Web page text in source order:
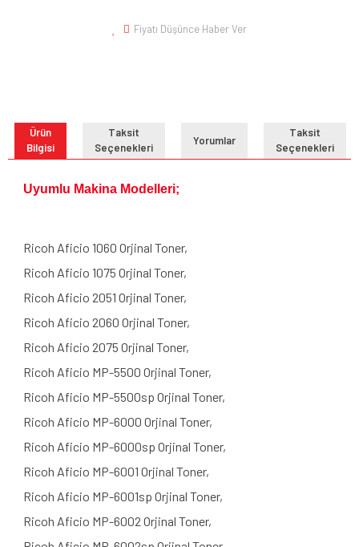
Fiyatı Düşünce Haber Ver
Ürün
Bilgisi
Taksit
Seçenekleri
Yorumlar
Taksit
Seçenekleri
Uyumlu Makina Modelleri;
Ricoh Aficio 1060 Orjinal Toner,
Ricoh Aficio 1075 Orjinal Toner,
Ricoh Aficio 2051 Orjinal Toner,
Ricoh Aficio 2060 Orjinal Toner,
Ricoh Aficio 2075 Orjinal Toner,
Ricoh Aficio MP-5500 Orjinal Toner,
Ricoh Aficio MP-5500sp Orjinal Toner,
Ricoh Aficio MP-6000 Orjinal Toner,
Ricoh Aficio MP-6000sp Orjinal Toner,
Ricoh Aficio MP-6001 Orjinal Toner,
Ricoh Aficio MP-6001sp Orjinal Toner,
Ricoh Aficio MP-6002 Orjinal Toner,